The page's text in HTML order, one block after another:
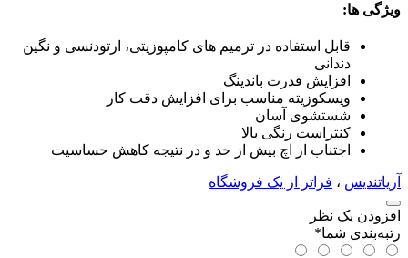
ویژگی ها:
قابل استفاده در ترمیم های کامپوزیتی، ارتودنسی و نگین
دندانی
افزایش قدرت باندینگ
ویسکوزیته مناسب برای افزایش دقت کار
شستشوی آسان
کنتراست رنگی بالا
اجتناب از اچ بیش از حد و در نتیجه کاهش حساسیت
آریاتندیس ، فراتر از یک فروشگاه
افزودن یک نظر
رتبه‌بندی شما*